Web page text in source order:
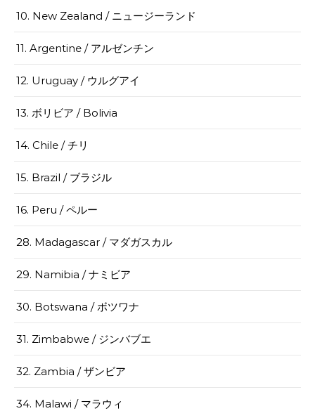
10. New Zealand / ニュージーランド
11. Argentine / アルゼンチン
12. Uruguay / ウルグアイ
13. ボリビア / Bolivia
14. Chile / チリ
15. Brazil / ブラジル
16. Peru / ペルー
28. Madagascar / マダガスカル
29. Namibia / ナミビア
30. Botswana / ボツワナ
31. Zimbabwe / ジンバブエ
32. Zambia / ザンビア
34. Malawi / マラウィ